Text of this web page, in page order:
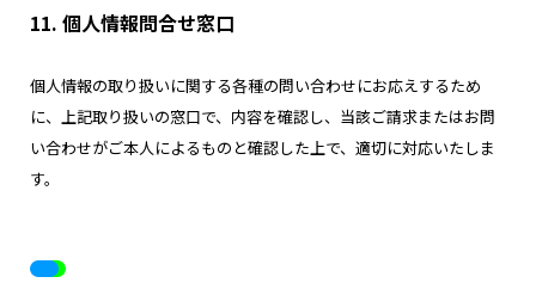
11. 個人情報問合せ窓口
個人情報の取り扱いに関する各種の問い合わせにお応えするため
に、上記取り扱いの窓口で、内容を確認し、当該ご請求またはお問
い合わせがご本人によるものと確認した上で、適切に対応いたしま
す。